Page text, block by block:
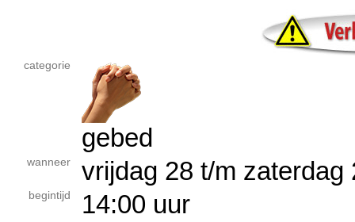
categorie
gebed
wanneer vrijdag 28 t/m
begintijd 14:00 uur